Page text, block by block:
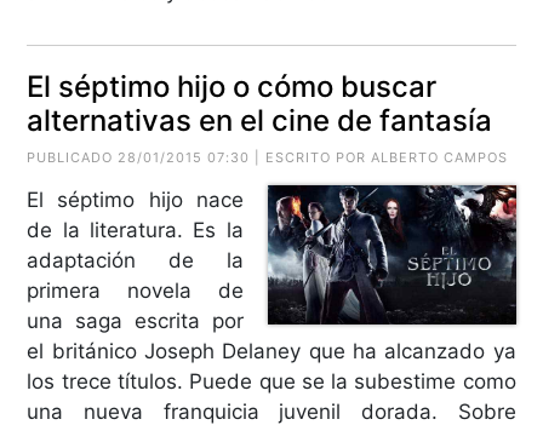
El séptimo hijo o cómo buscar
alternativas en el cine de fantasía
PUBLICADO 28/01/2015 07:30 | ESCRITO POR ALBERTO CAMPOS
El séptimo hijo nace
de la literatura. Es la
adaptación de la
primera novela de
una saga escrita por
el británico Joseph Delaney que ha alcanzado ya
los trece títulos. Puede que se la subestime como
una nueva franquicia juvenil dorada. Sobre